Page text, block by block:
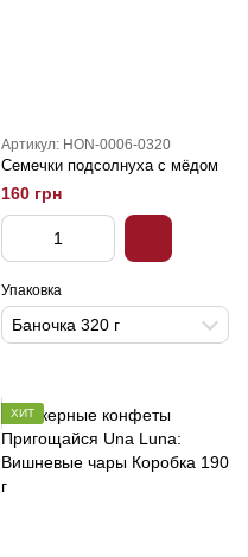
Артикул: HON-0006-0320
Семечки подсолнуха с мёдом
160 грн
Упаковка
Баночка 320 г
ХИТ